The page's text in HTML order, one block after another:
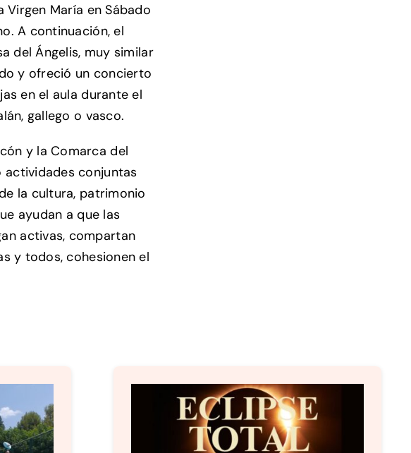
María en Sábado
A continuación, el
del Ángelis, muy similar
y ofreció un concierto
en el aula durante el
gallego o vasco.
y la Comarca del
actividades conjuntas
la cultura, patrimonio
ayudan a que las
activas, compartan
y todos, cohesionen el